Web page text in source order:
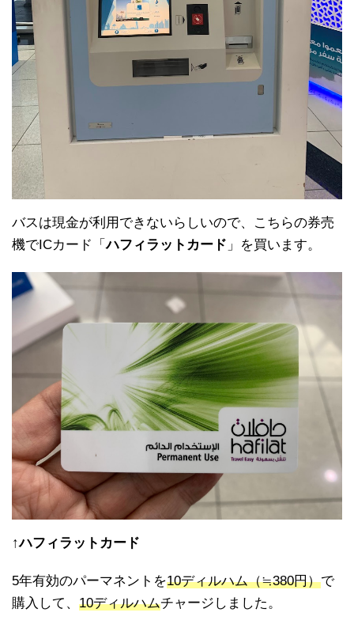
バスは現金が利用できないらしいので、こちらの券売
機でICカード「ハフィラットカード 」を買います。
↑ハフィラットカード
5年有効のパーマネントを10ディルハム（≒380円）で
購入して、 10ディルハムチャージしました。